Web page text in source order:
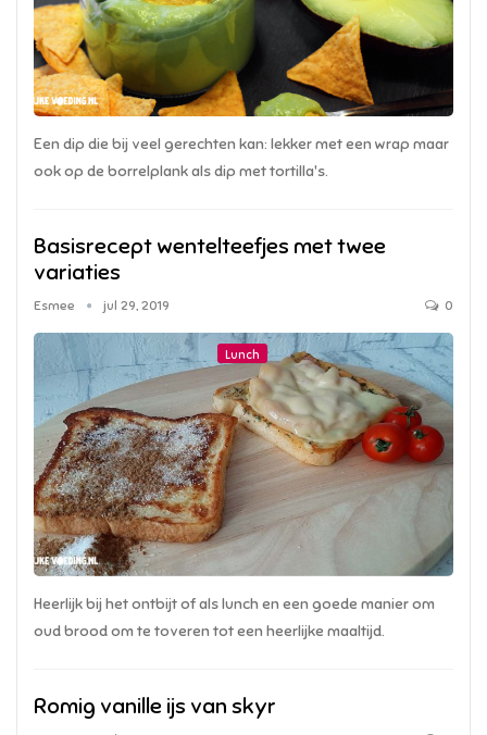
Een dip die bij veel gerechten kan: lekker met een wrap maar
ook op de borrelplank als dip met tortilla's.
Basisrecept wentelteefjes met twee
variaties
Esmee jul 29, 2019 0
Lunch
Heerlijk bij het ontbijt of als lunch en een goede manier om
oud brood om te toveren tot een heerlijke maaltijd.
Romig vanille ijs van skyr